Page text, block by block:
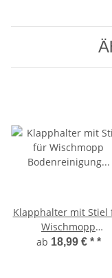
Klapphalter mit Stiel
Wischmopp
Bodenreinigung
ab 18,99 € * *